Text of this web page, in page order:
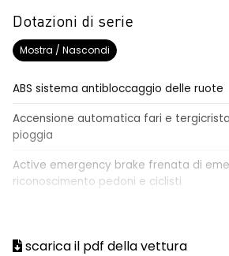
Dotazioni di serie
Mostra / Nascondi
ABS sistema antibloccaggio delle ruote
Accensione automatica fari e
pioggia
Active emergency brake frenata di
riconoscimento pedoni e ciclisti
Airbag laterali a tendina anteriori e
scarica il pdf della vettura